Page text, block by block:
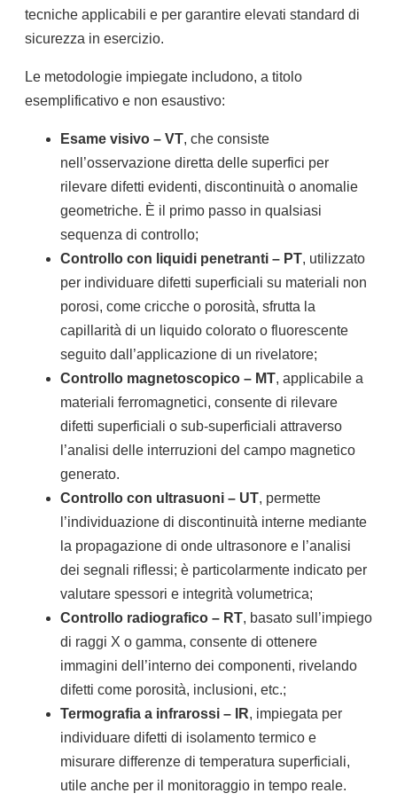
tecniche applicabili e per garantire elevati standard di
sicurezza in esercizio.
Le metodologie impiegate includono, a titolo
esemplificativo e non esaustivo:
Esame visivo – VT, che consiste
nell’osservazione diretta delle superfici per
rilevare difetti evidenti, discontinuità o anomalie
geometriche. È il primo passo in qualsiasi
sequenza di controllo;
Controllo con liquidi penetranti – PT, utilizzato
per individuare difetti superficiali su materiali non
porosi, come cricche o porosità, sfrutta la
capillarità di un liquido colorato o fluorescente
seguito dall’applicazione di un rivelatore;
Controllo magnetoscopico – MT, applicabile a
materiali ferromagnetici, consente di rilevare
difetti superficiali o sub-superficiali attraverso
l’analisi delle interruzioni del campo magnetico
generato.
Controllo con ultrasuoni – UT, permette
l’individuazione di discontinuità interne mediante
la propagazione di onde ultrasonore e l’analisi
dei segnali riflessi; è particolarmente indicato per
valutare spessori e integrità volumetrica;
Controllo radiografico – RT, basato sull’impiego
di raggi X o gamma, consente di ottenere
immagini dell’interno dei componenti, rivelando
difetti come porosità, inclusioni, etc.;
Termografia a infrarossi – IR, impiegata per
individuare difetti di isolamento termico e
misurare differenze di temperatura superficiali,
utile anche per il monitoraggio in tempo reale.